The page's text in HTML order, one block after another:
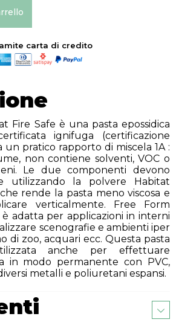
carta di credito
Fire Safe è una pasta epossidica
ignifuga (certificazione
un pratico rapporto di miscela 1A :
non contiene solventi, VOC o
Le due componenti devono
utilizzando la polvere Habitat
rende la pasta meno viscosa e
verticalmente. Free Form
è adatta per applicazioni in interni
scenografie e ambienti iper
di zoo, acquari ecc. Questa pasta
anche per effettuare
in modo permanente con PVC,
metalli e poliuretani espansi.